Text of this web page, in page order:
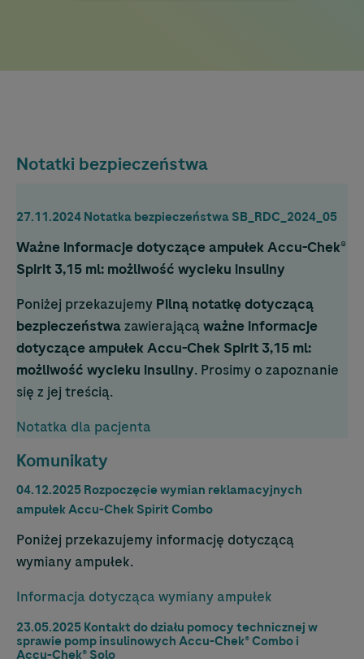
Notatki bezpieczeństwa
27.11.2024 Notatka bezpieczeństwa SB_RDC_2024_05
Ważne informacje dotyczące ampułek Accu-Chek®
Spirit 3,15 ml: możliwość wycieku insuliny
Poniżej przekazujemy Pilną notatkę dotyczącą
bezpieczeństwazawierającą ważne informacje
dotyczące ampułek Accu-Chek Spirit 3,15 ml:
możliwość wycieku insuliny. Prosimy o zapoznanie
się z jej treścią.
Notatka dla pacjenta
Komunikaty
04.12.2025 Rozpoczęcie wymian reklamacyjnych
ampułekAccu-ChekSpirit Combo
Poniżej przekazujemy informację dotyczącą
wymiany ampułek.
Informacja dotycząca wymiany ampułek
23.05.2025 Kontakt do działu pomocy technicznej w
sprawie pomp insulinowychAccu-Chek® Combo i
Accu-Chek® Solo